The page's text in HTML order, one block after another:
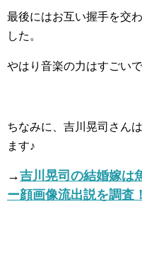
最後にはお互い握手を交
した。
やはり音楽の力はすごいで
ちなみに、吉川晃司さん
ます♪
→吉川晃司の結婚嫁は
ー顔画像流出説を調査！